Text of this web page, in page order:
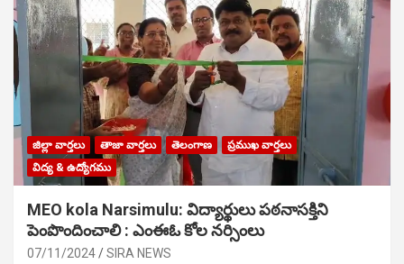
జిల్లా వార్తలు తాజా వార్తలు తెలంగాణ
ప్రముఖ వార్తలు
విద్య & ఉద్యోగము
MEO kola Narsimulu: విద్యార్థులు పఠ‌నాసక్తిని
పెంపొందించాలి : ఎంఈఓ కోల నర్సింలు
07/11/2024 SIRA NEWS